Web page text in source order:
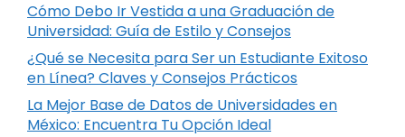
Cómo Debo Ir Vestida a una Graduación de
Universidad: Guía de Estilo y Consejos
¿Qué se Necesita para Ser un Estudiante Exitoso
en Línea? Claves y Consejos Prácticos
La Mejor Base de Datos de Universidades en
México: Encuentra Tu Opción Ideal